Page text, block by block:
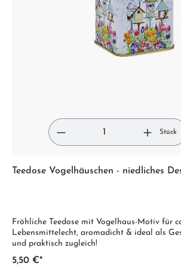
Stück
Teedose Vogelhäuschen - niedliches
Fröhliche Teedose mit Vogelhaus-Motiv für
Lebensmittelecht, aromadicht & ideal als
und praktisch zugleich!
5,50 €*